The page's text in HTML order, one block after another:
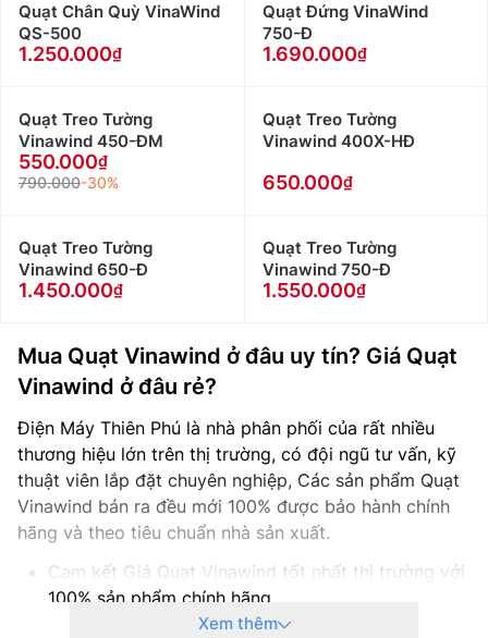
Quạt Chân Quỳ VinaWind
QS-500
1.250.000
Quạt Đứng VinaWind
750-Đ
1.690.000
Quạt Treo Tường
Vinawind 450-ĐM
550.000
790.000-30%
Quạt Treo Tường
Vinawind 400X-HĐ
650.000
Quạt Treo Tường
Vinawind 650-Đ
1.450.000
Quạt Treo Tường
Vinawind 750-Đ
1.550.000
Mua Quạt Vinawind ở đâu uy tín? Giá Quạt
Vinawind ở đâu rẻ?
Điện Máy Thiên Phú là nhà phân phối của rất nhiều
thương hiệu lớn trên thị trường, có đội ngũ tư vấn, kỹ
thuật viên lắp đặt chuyên nghiệp, Các sản phẩm Quạt
Vinawind bán ra đều mới 100% được bảo hành chính
hãng và theo tiêu chuẩn nhà sản xuất.
Cam kết Giá Quạt Vinawind tốt nhất thị trường với
100% sản phẩm chính hãng
Thanh toán khi mua Quạt Vinawind thuận tiện,
Xem thêm